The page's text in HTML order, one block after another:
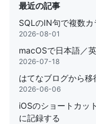
最近の記事
SQLのIN句で複数
2026-08-01
macOSで日本語／
2026-07-18
はてなブログから移
2026-06-06
iOSのショートカッ
に記録する